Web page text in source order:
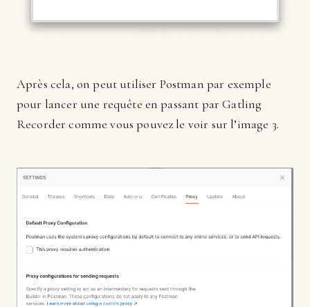
Après cela, on peut utiliser Postman par exemple
pour lancer une requête en passant par Gatling
Recorder comme vous pouvez le voir sur l’image 3.